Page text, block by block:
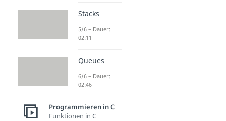
Stacks
5/6 – Dauer:
02:11
Queues
6/6 – Dauer:
02:46
Programmieren in C
Funktionen in C